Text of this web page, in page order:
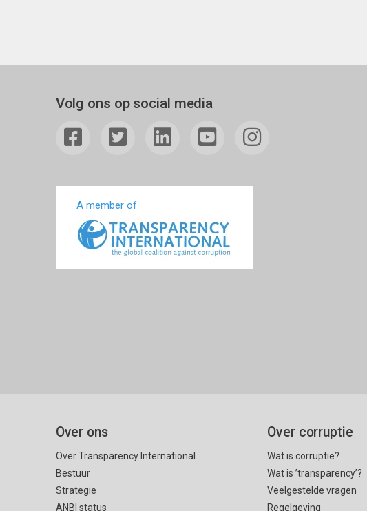
Volg ons op social media
A member of
Over ons
Over Transparency International
Bestuur
Strategie
ANBI status
Over corruptie
Wat is corruptie?
Wat is ’transparency’?
Veelgestelde vragen
Regelgeving